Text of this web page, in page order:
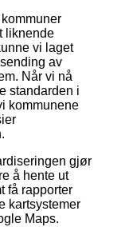
liknende
vi laget
av
Når vi nå
standarden i
kommunene
gjør
å hente ut
få rapporter
kartsystemer
Maps.